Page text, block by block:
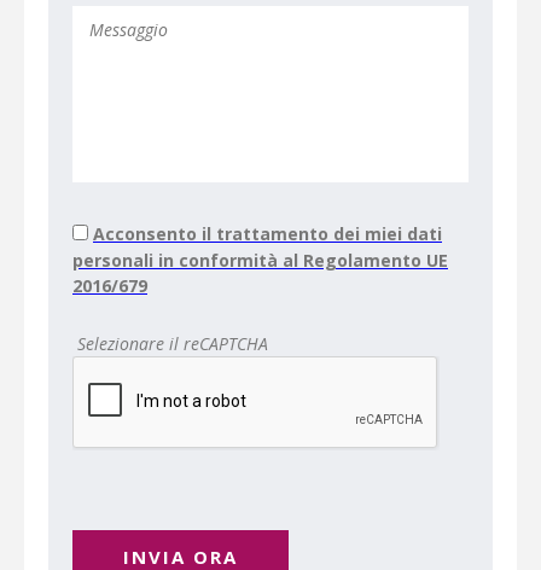
Acconsento il trattamento dei miei dati
personali in conformità al Regolamento UE
2016/679
Selezionare il reCAPTCHA
INVIA ORA